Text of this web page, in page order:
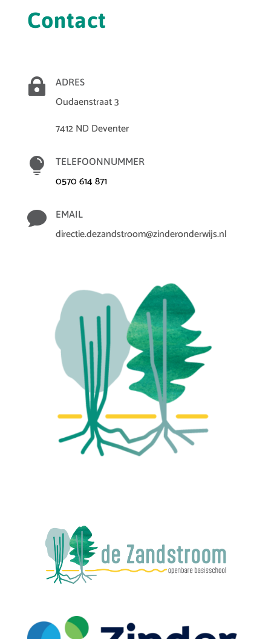
Contact
 ADRES
Oudaenstraat 3
7412 ND Deventer
 TELEFOONNUMMER
0570 614 871
 EMAIL
directie.dezandstroom@zinderonderwijs.nl